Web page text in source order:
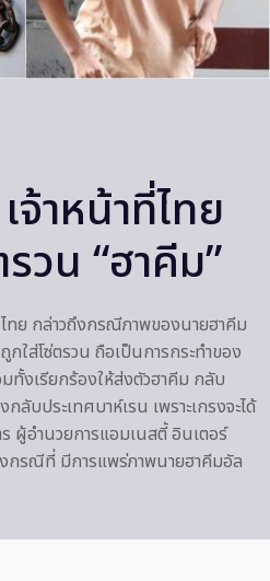
าหน้าที่ไทย
วน “ฮาคีม”
ทย กล่าวถึงกรณีภาพของนายฮาคีม
ใส่โซ่ตรวน ถือเป็นการกระทำของ
มทั้งเรียกร้องให้ส่งตัวฮาคีม กลับ
ลับประเทศบาห์เรน เพราะเกรงจะได้
ผู้อำนวยการแอมเนสตี้ อินเตอร์
กรณีที่ มีการแพร่ภาพนายฮาคีมอัล